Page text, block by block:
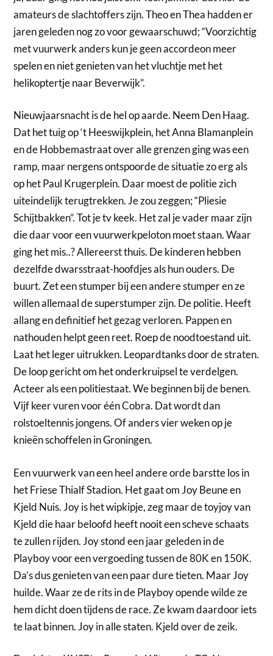
amateurs de slachtoffers zijn. Theo en Thea hadden er
jaren geleden nog zo voor gewaarschuwd; “Voorzichtig
met vuurwerk anders kun je geen accordeon meer
spelen en niet genieten van het vluchtje met het
helikoptertje naar Beverwijk”.
Nieuwjaarsnacht is de hel op aarde. Neem Den Haag.
Dat het tuig op ‘t Heeswijkplein, het Anna Blamanplein
en de Hobbemastraat over alle grenzen ging was een
ramp, maar nergens ontspoorde de situatie zo erg als
op het Paul Krugerplein. Daar moest de politie zich
uiteindelijk terugtrekken. Je zou zeggen; “Pliesie
Schijtbakken”. Tot je tv keek. Het zal je vader maar zijn
die daar voor een vuurwerkpeloton moet staan. Waar
ging het mis..? Allereerst thuis. De kinderen hebben
dezelfde dwarsstraat-hoofdjes als hun ouders. De
buurt. Zet een stumper bij een andere stumper en ze
willen allemaal de superstumper zijn. De politie. Heeft
allang en definitief het gezag verloren. Pappen en
nathouden helpt geen reet. Roep de noodtoestand uit.
Laat het leger uitrukken. Leopardtanks door de straten.
De loop gericht om het onderkruipsel te verdelgen.
Acteer als een politiestaat. We beginnen bij de benen.
Vijf keer vuren voor één Cobra. Dat wordt dan
rolstoeltennis jongens. Of anders vier weken op je
knieën schoffelen in Groningen.
Een vuurwerk van een heel andere orde barstte los in
het Friese Thialf Stadion. Het gaat om Joy Beune en
Kjeld Nuis. Joy is het wipkipje, zeg maar de toyjoy van
Kjeld die haar beloofd heeft nooit een scheve schaats
te zullen rijden. Joy stond een jaar geleden in de
Playboy voor een vergoeding tussen de 80K en 150K.
Da’s dus genieten van een paar dure tieten. Maar Joy
huilde. Waar ze de rits in de Playboy opende wilde ze
hem dicht doen tijdens de race. Ze kwam daardoor iets
te laat binnen. Joy in alle staten. Kjeld over de zeik.